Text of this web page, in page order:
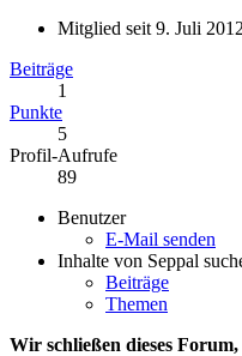
Mitglied seit 9. Juli 2012
Beiträge
1
Punkte
5
Profil-Aufrufe
89
Benutzer
E-Mail senden
Inhalte von Seppal
Beiträge
Themen
Wir schließen dieses